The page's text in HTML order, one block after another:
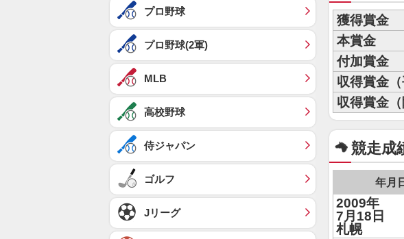
獲得賞金
本賞金
付加賞金
収得賞金（
収得賞金（
競走成
年月
2009年
7月18日
札幌
プロ野球
プロ野球(2軍)
MLB
高校野球
侍ジャパン
ゴルフ
Jリーグ